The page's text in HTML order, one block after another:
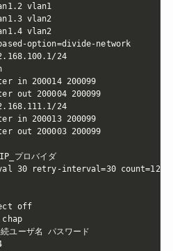
vlan1
vlan2
vlan2
option=divide-network
24
in 200014 200099
out 200004 200099
24
in 200013 200099
out 200003 200099
プロバイダ
30 retry-interval=30 count=12
off
ユーザ名 パスワード